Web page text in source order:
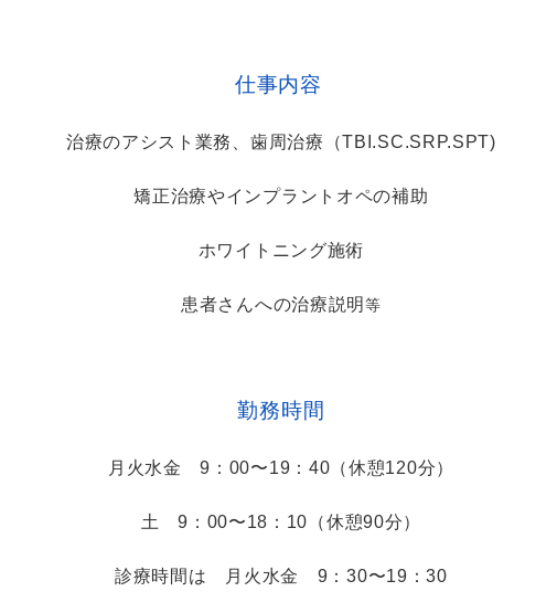
仕事内容
治療のアシスト業務、歯周治療（TBI.SC.SRP.SPT)
矯正治療やインプラントオペの補助
ホワイトニング施術
患者さんへの治療説明等
勤務時間
月火水金 9：00〜19：40（休憩120分）
土 9：00〜18：10（休憩90分）
診療時間は 月火水金 9：30〜19：30